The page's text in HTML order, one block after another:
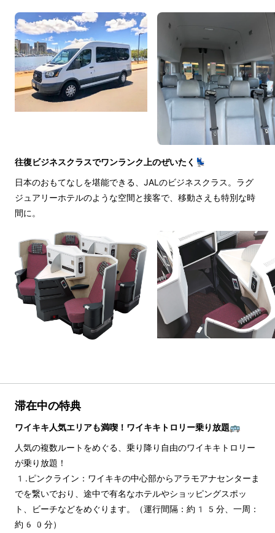
往復ビジネスクラスでワンランク上のぜいたく💺
日本のおもてなしを堪能できる、JALのビジネスクラス。ラグ
ジュアリーホテルのような空間と接客で、移動さえも特別な時
間に。
滞在中の特典
ワイキキ人気エリアも満喫！ワイキキトロリー乗り放題🚌
人気の複数ルートをめぐる、乗り降り自由のワイキキトロリー
が乗り放題！
1.ピンクライン：ワイキキの中心部からアラモアナセンターま
でを繋いでおり、途中で有名なホテルやショッピングスポッ
ト、ビーチなどをめぐります。（運行間隔：約15分、一周：
約60分）